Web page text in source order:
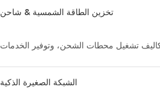
تخزين الطاقة الشمسية & شاحن
تشغيل محطات الشحن، وتوفير الخدمات
الشبكة الصغيرة الذكية